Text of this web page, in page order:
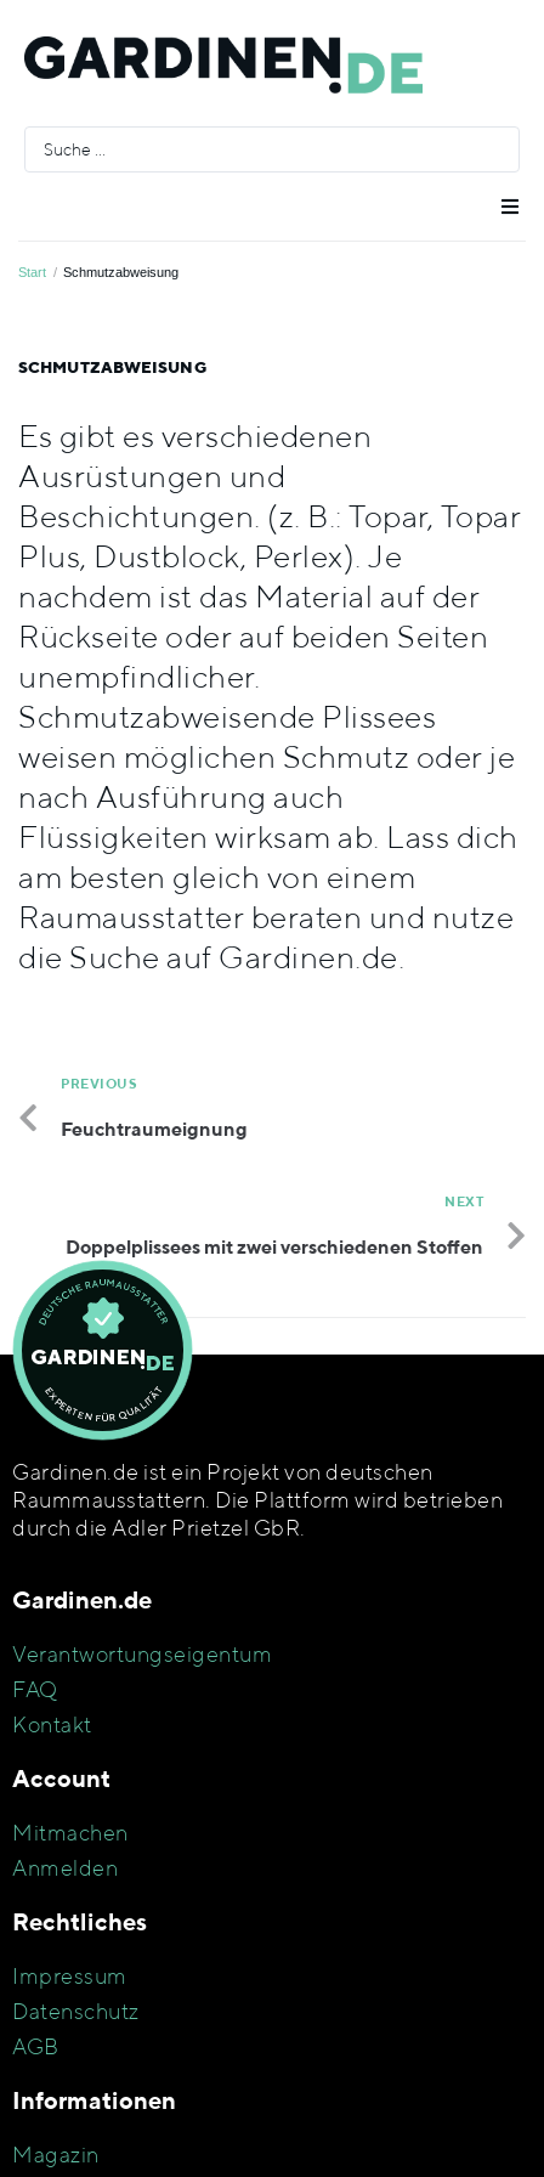
Raumausstatter
Stoffe
Farben
Stile
Start / Schmutzabweisung
SCHMUTZABWEISUNG
Es gibt es verschiedenen
Ausrüstungen und
Beschichtungen. (z. B.: Topar, Topar
Plus, Dustblock, Perlex). Je
nachdem ist das Material auf der
Rückseite oder auf beiden Seiten
unempfindlicher.
Schmutzabweisende Plissees
weisen möglichen Schmutz oder je
nach Ausführung auch
Flüssigkeiten wirksam ab. Lass dich
am besten gleich von einem
Raumausstatter beraten und nutze
die Suche auf Gardinen.de.
PREVIOUS
Feuchtraumeignung
NEXT
Doppelplissees mit zwei verschiedenen Stoffen
Gardinen.de ist ein Projekt von deutschen
Raummausstattern. Die Plattform wird betrieben
durch die Adler Prietzel GbR.
Gardinen.de
Verantwortungseigentum
FAQ
Kontakt
Account
Mitmachen
Anmelden
Rechtliches
Impressum
Datenschutz
AGB
Informationen
Magazin